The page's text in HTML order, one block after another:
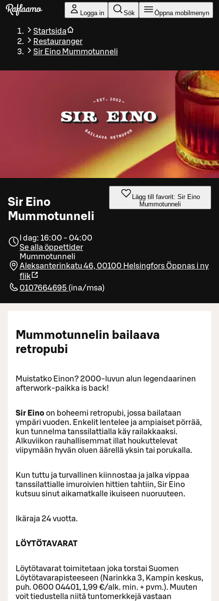
Gå till huvudinnehållet
Logga in Sök Öppna mobilmenyn
Startsida
Restauranger
Sir Eino Mummotunneli
Sir Eino
Mummotunneli
Lägg till favorit: Sir Eino
Mummotunneli
I dag: 16:00 - 04:00
Se alla öppettider
Mummotunneli
Aleksanterinkatu 46, 00100 HelsingforsÖppnas i ny
flik
0107664695 (ina/msa)
Mummotunnelin bailaava
retropubi
Muistatko Einon? 2000-luvun alun legendaarinen
afterwork-paikka is back!
Sir Eino on boheemi retropubi, jossa bailataan
ympäri vuoden. Enkelit lentelee ja ampiaiset pörrää,
kun tunnelma tanssilattialla käy railakkaaksi.
Alkuviikon rauhallisemmat illat houkuttelevat
viipymään hyvän oluen äärellä yksin tai porukalla.
Kun tuttu ja turvallinen kiinnostaa ja jalka vippaa
tanssilattialle imuroivien hittien tahtiin, Sir Eino
kutsuu sinut aikamatkalle ikuiseen nuoruuteen.
Ikäraja 24 vuotta.
LÖYTÖTAVARAT
Löytötavarat toimitetaan joka torstai Suomen
Löytötavarapisteeseen (Narinkka 3, Kampin keskus,
puh. 0600 04401, 1,99 €/alk. min. + pvm.). Muuten
voit tiedustella niitä tuntomerkkejä vastaan